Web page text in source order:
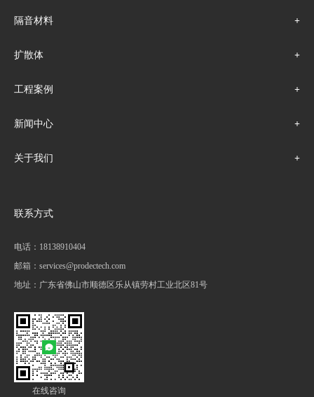
隔音材料
扩散体
工程案例
新闻中心
关于我们
联系方式
电话：18138910404
邮箱：services@prodectech.com
地址：广东省佛山市顺德区乐从镇劳村工业北区81号
在线咨询